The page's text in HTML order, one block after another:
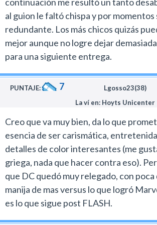
interesante con esta dupla de actrices.
Gal Gadot en una breve participación
onda a la película como Wonder
Jake Dylan Glazer en el rol de Freddy
Fullon como Mary Marvel le aportan a
dignidad que brilla por su ausencia en
Levi.
Rachel Zegler (West Side Story)
parada pese a contar con una
En cierta manera la película se
de mediocridad de la última Ant-Man
que la obra de Marvel estaba mucho
aspectos visuales.
Shazam tiene algunas secuencias de
Y se nota, aunque los VFX tampoco
No hay absolutamente nada en este
hayamos visto antes en una película de
Aunque la trama se encuentra menos
apunta a lo épico.
A lo mejor algunas decisiones fueron
clímax está cantado, pero bueno,
entrar en terreno del spoiler para
Pero vuelvo a resaltar que tiene un
no es tan fácil de generar.
Ahora bien, paso a abordar otro tema
en redes sociales: en mi caso
esta iteración del personaje entra en
al guion le faltó chispa y por momentos
redundante. Los más chicos quizás
mejor aunque no logre dejar
para una siguiente entrega.
PUNTAJE: 7 Lgosso23(38)
La ví en: Hoyts Unicenter
Creo que va muy bien, da lo que
esencia de ser carismática,
detalles de color interesantes (me
griega, nada que hacer contra eso).
que DC quedó muy relegado, con
manija de mas versus lo que logró
es lo que sigue post FLASH.